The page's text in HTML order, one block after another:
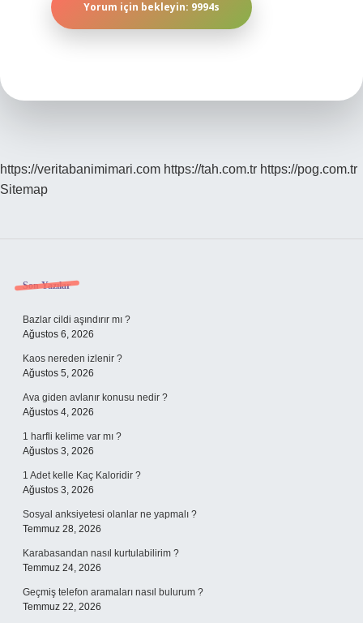
https://veritabanimimari.com https://tah.com.tr https://pog.com.tr
Sitemap
Sidebar
Son Yazılar
Bazlar cildi aşındırır mı ?
Ağustos 6, 2026
Kaos nereden izlenir ?
Ağustos 5, 2026
Ava giden avlanır konusu nedir ?
Ağustos 4, 2026
1 harfli kelime var mı ?
Ağustos 3, 2026
1 Adet kelle Kaç Kaloridir ?
Ağustos 3, 2026
Sosyal anksiyetesi olanlar ne yapmalı ?
Temmuz 28, 2026
Karabasandan nasıl kurtulabilirim ?
Temmuz 24, 2026
Geçmiş telefon aramaları nasıl bulurum ?
Temmuz 22, 2026